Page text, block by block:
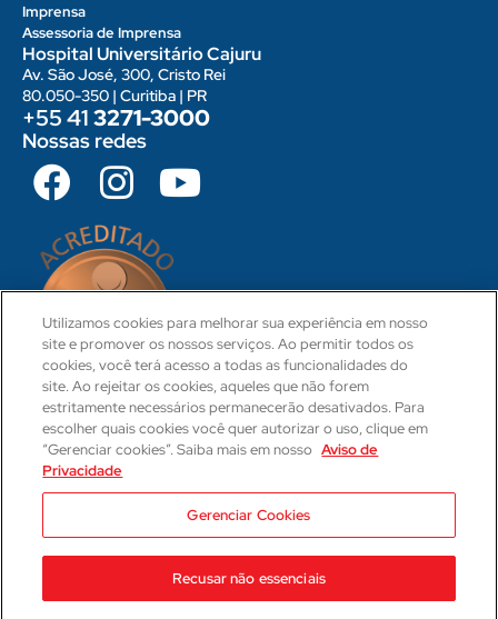
Imprensa
Assessoria de Imprensa
Hospital Universitário Cajuru
Av. São José, 300, Cristo Rei
80.050-350 | Curitiba | PR
+55 413271-3000
Nossas redes
CRM 31-PR
Responsável Técnica Médica
CRM: 29623-PR | RQE: 21593
Utilizamos cookies para melhorar sua experiência em nosso
site e promover os nossos serviços. Ao permitir todos os
cookies, você terá acesso a todas as funcionalidades do
site. Ao rejeitar os cookies, aqueles que não forem
estritamente necessários permanecerão desativados. Para
escolher quais cookies você quer autorizar o uso, clique em
“Gerenciar cookies”. Saiba mais em nosso Aviso de
Privacidade
Gerenciar Cookies
Recusar não essenciais